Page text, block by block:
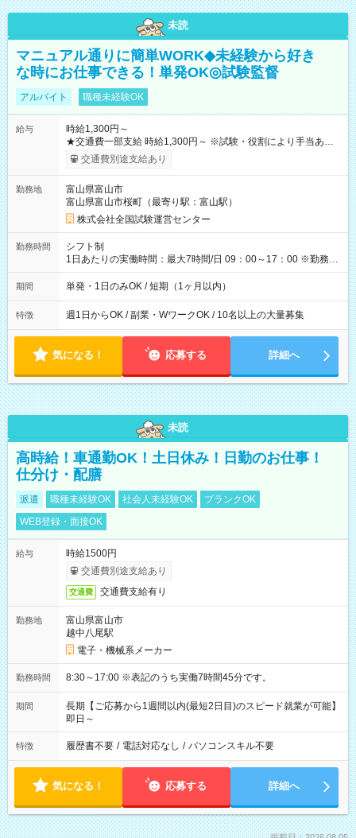
未読
マニュアル通りに簡単WORK◆未経験から好き
な時にお仕事できる！単発OK◎試験監督
アルバイト 職種未経験OK
給与
時給1,300円～
★交通費一部支給 時給1,300円～ ※試験・役割により手当あり
※勤務回数により昇給あり 【即給（前払い）オプションあ
り！】 希望される場合、勤務から1週間ほどで給与の一部を受け
例】 ・河合塾模擬試験 8:30～17:30（休憩1時間） 時給1,300円
×8時間＝日収10,400円＋交通費 ※当日の役割により時給＋100
円の場合あり ・国家試験 7:00～13:30（休憩なし） 時給1,300
円（役割手当＋100円）×6時間＝日収8,400円＋交通費 【試用期
間】試用期間なし
交通費別途支給あり
勤務地
富山県富山市
富山県富山市桜町（最寄り駅：富山駅）
株式会社全国試験運営センター
勤務時間
シフト制
1日あたりの実働時間：最大7時間/日 09：00～17：00 ※勤務時
間は 試験により異なります。
期間 単発・1日のみOK / 短期（1ヶ月以内）
特徴 週1日からOK / 副業・WワークOK / 10名以上の大量募集
気になる！ 応募する 詳細へ
未読
高時給！車通勤OK！土日休み！日勤のお仕事！
仕分け・配膳
派遣 職種未経験OK 社会人未経験OK
ブランクOK
WEB登録・面接OK
給与
時給1500円
交通費別途支給あり
交通費 交通費支給有り
勤務地
富山県富山市
越中八尾駅
電子・機械系メーカー
勤務時間 8:30～17:00 ※表記のうち実働7時間45分です。
期間
長期【ご応募から1週間以内(最短2日目)のスピード就業が可能】
即日～
特徴 履歴書不要 / 電話対応なし / パソコンスキル不要
気になる！ 応募する 詳細へ